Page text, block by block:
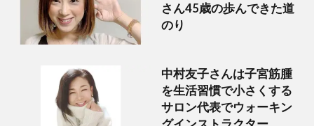
さん45歳の歩んできた道
のり
中村友子さんは子宮筋腫
を生活習慣で小さくする
サロン代表でウォーキン